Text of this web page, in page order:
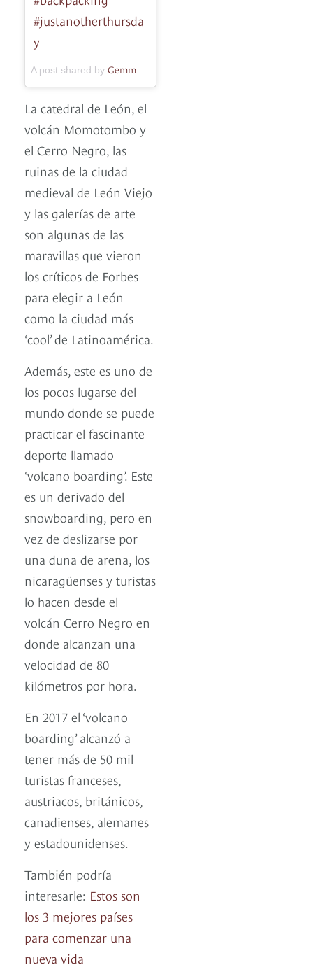
#justanotherthursda
y
A post shared by Gemma Legge
La catedral de León, el
volcán Momotombo y
el Cerro Negro, las
ruinas de la ciudad
medieval de León Viejo
y las galerías de arte
son algunas de las
maravillas que vieron
los críticos de Forbes
para elegir a León
como la ciudad más
‘cool’ de Latinoamérica.
Además, este es uno de
los pocos lugarse del
mundo donde se puede
practicar el fascinante
deporte llamado
‘volcano boarding’. Este
es un derivado del
snowboarding, pero en
vez de deslizarse por
una duna de arena, los
nicaragüenses y turistas
lo hacen desde el
volcán Cerro Negro en
donde alcanzan una
velocidad de 80
kilómetros por hora.
En 2017 el ‘volcano
boarding’ alcanzó a
tener más de 50 mil
turistas franceses,
austriacos, británicos,
canadienses, alemanes
y estadounidenses.
También podría
interesarle: Estos son
los 3 mejores países
para comenzar una
nueva vida